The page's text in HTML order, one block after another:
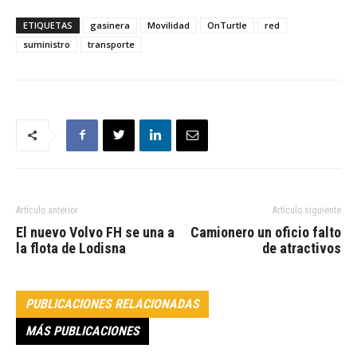
ETIQUETAS gasinera Movilidad OnTurtle
red
suministro
transporte
Artículo anterior
El nuevo Volvo FH se una a
la flota de Lodisna
Artículo siguiente
Camionero un oficio falto
de atractivos
PUBLICACIONES RELACIONADAS
MÁS PUBLICACIONES